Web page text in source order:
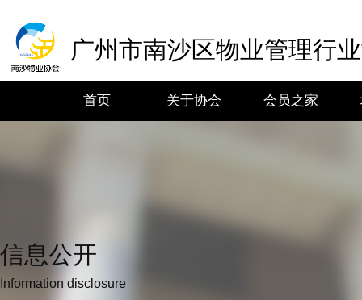
广州市南沙区物业管理行
首页 关于协会 会员之家
信息公开
Information disclosure